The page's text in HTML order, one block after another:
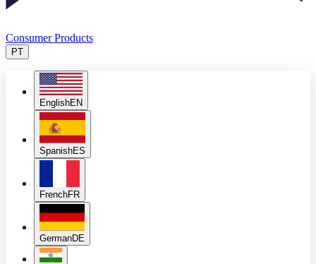
Consumer Products
PT
EnglishEN
SpanishES
FrenchFR
GermanDE